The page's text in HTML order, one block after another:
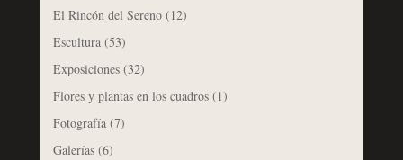
El Rincón del Sereno(12)
Escultura(53)
Exposiciones(32)
Flores y plantas en los cuadros(1)
Fotografía(7)
Galerías(6)